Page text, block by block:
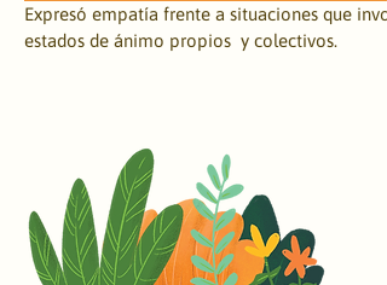
Expresó empatía frente a situaciones que
estados de ánimo propios  y colectivos.